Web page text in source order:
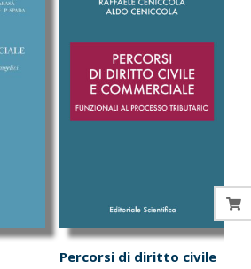
Percorsi di diritto civile